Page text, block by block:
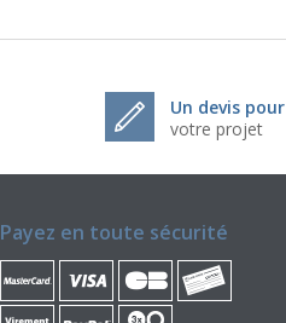
Un devis pour
votre projet
Payez en toute sécurité